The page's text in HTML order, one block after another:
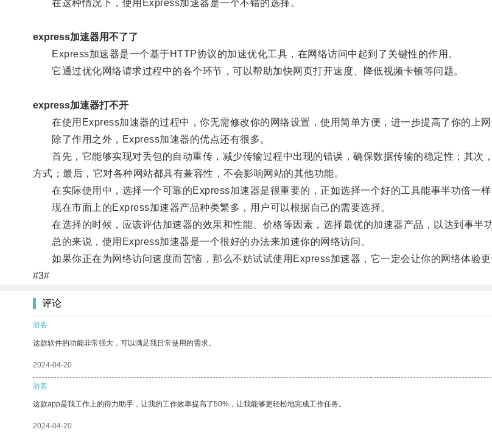
在这种情况下，使用Express加速器是一个不错的选择。
express加速器用不了了
Express加速器是一个基于HTTP协议的加速优化工具，在网络访问中起到了关键性的作用。
它通过优化网络请求过程中的各个环节，可以帮助加快网页打开速度、降低视频卡顿等问题。
express加速器打不开
在使用Express加速器的过程中，你无需修改你的网络设置，使用简单方便，进一步提高了你的上网
除了作用之外，Express加速器的优点还有很多。
首先，它能够实现对丢包的自动重传，减少传输过程中出现的错误，确保数据传输的稳定性；其次
方式；最后，它对各种网站都具有兼容性，不会影响网站的其他功能。
在实际使用中，选择一个可靠的Express加速器是很重要的，正如选择一个好的工具能事半功倍一样
现在市面上的Express加速器产品种类繁多，用户可以根据自己的需要选择。
在选择的时候，应该评估加速器的效果和性能、价格等因素，选择最优的加速器产品，以达到事半功
总的来说，使用Express加速器是一个很好的办法来加速你的网络访问。
如果你正在为网络访问速度而苦恼，那么不妨试试使用Express加速器，它一定会让你的网络体验更
#3#
评论
游客
这款软件的功能非常强大，可以满足我日常使用的需求。
2024-04-20
游客
这款app是我工作上的得力助手，让我的工作效率提高了50%，让我能够更轻松地完成工作任务。
2024-04-20